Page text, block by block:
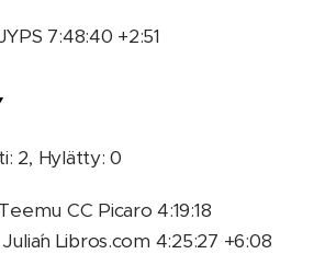
7:48:40 +2:51
2, Hylätty: 0
CC Picaro 4:19:18
Libros.com 4:25:27 +6:08